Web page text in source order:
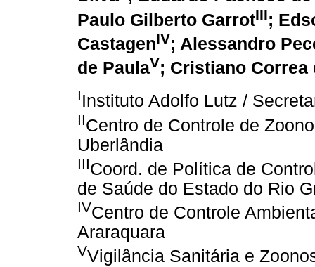
Paulo Gilberto GarrotIII;
CastagenIV; Alessandro
de PaulaV; Cristiano Correa
IInstituto Adolfo Lutz /
IICentro de Controle de
Uberlândia
IIICoord. de Política de
de Saúde do Estado do Rio
IVCentro de Controle
Araraquara
VVigilância Sanitária e